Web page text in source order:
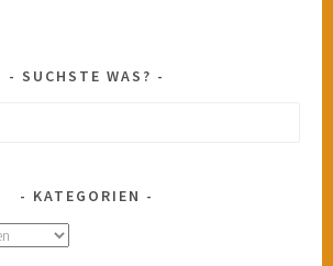
SUCHSTE WAS?
KATEGORIEN